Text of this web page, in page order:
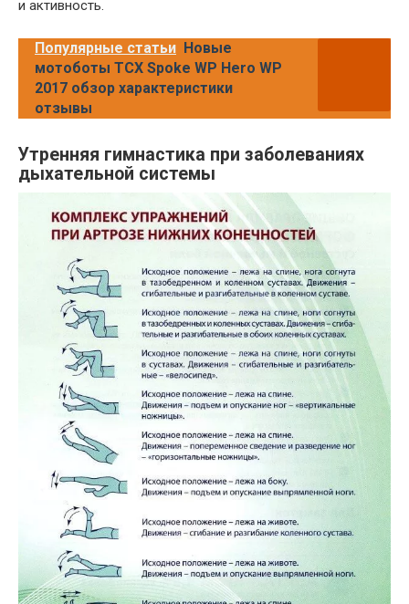
и активность.
Популярные статьи Новые
мотоботы TCX Spoke WP Hero WP
2017 обзор характеристики
отзывы
Утренняя гимнастика при заболеваниях
дыхательной системы